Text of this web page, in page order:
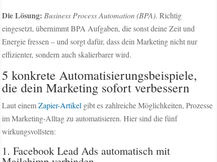
Die Lösung: Business Process Automation (BPA). Richtig
eingesetzt, übernimmt BPA Aufgaben, die sonst deine Zeit und
Energie fressen – und sorgt dafür, dass dein Marketing nicht nur
effizienter, sondern auch skalierbarer wird.
5 konkrete Automatisierungsbeispiele,
die dein Marketing sofort verbessern
Laut einemZapier-Artikel gibt es zahlreiche Möglichkeiten, Prozesse
im Marketing-Alltag zu automatisieren. Hier sind die fünf
wirkungsvollsten:
1. Facebook Lead Ads automatisch mit